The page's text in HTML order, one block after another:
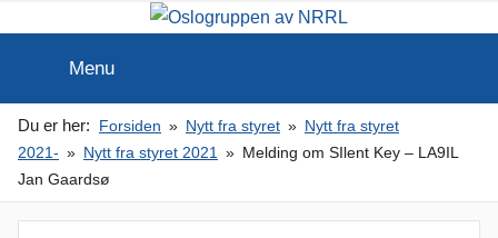
Oslogruppen
av
NRRL
Oslo
Menu
Du er her: Forsiden Nytt fra styret
Nytt fra styret
2021-
Nytt fra styret 2021
Melding om SIlent Key – LA9IL
Jan Gaardsø